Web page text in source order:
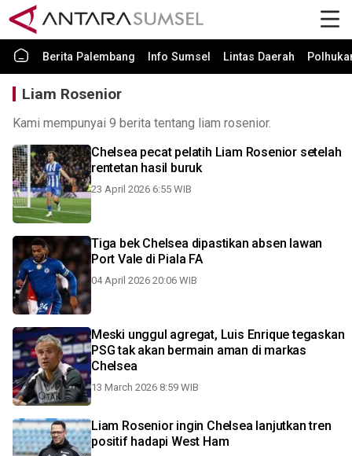
Berita Palembang Info Sumsel Lintas Daerah
Liam Rosenior
Kami mempunyai 9 berita tentang liam rosenior.
Chelsea pecat pelatih Liam Rosenior setelah
rentetan hasil buruk
23 April 2026 6:55 WIB
Tiga bek Chelsea dipastikan absen lawan
Port Vale di Piala FA
04 April 2026 20:06 WIB
Meski unggul agregat, Luis Enrique tegaskan
PSG tak akan bermain aman di markas
Chelsea
13 March 2026 8:59 WIB
Liam Rosenior ingin Chelsea lanjutkan tren
positif hadapi West Ham